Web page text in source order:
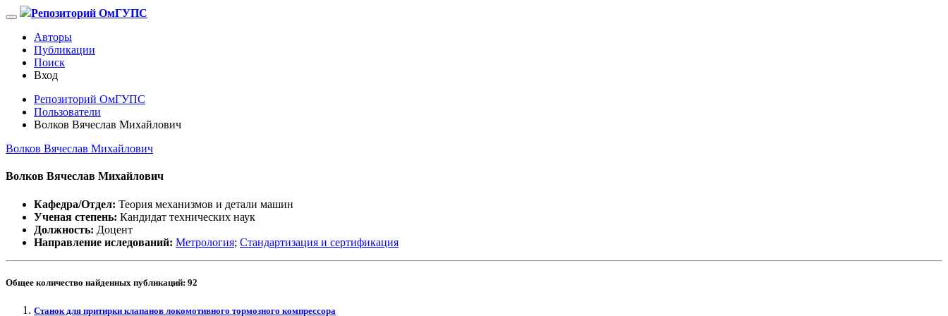
Репозиторий ОмГУПС
Авторы
Публикации
Поиск
Вход
Репозиторий ОмГУПС
Пользователи
Волков Вячеслав Михайлович
Волков Вячеслав Михайлович
Волков Вячеслав Михайлович
Кафедра/Отдел: Теория механизмов и детали машин
Ученая степень: Кандидат технических наук
Должность: Доцент
Направление иследований: Метрология; Стандартизация и сертификация
Общее количество найденных публикаций: 92
Станок для притирки клапанов локомотивного тормозного компрессора